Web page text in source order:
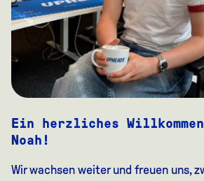
Ein herzliches
Noah!
Wir wachsen weiter und freuen uns,